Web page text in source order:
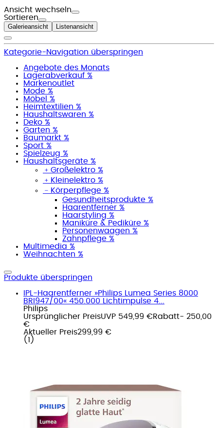
Ansicht wechseln
Sortieren
Galerieansicht Listenansicht
Kategorie-Navigation überspringen
Angebote des Monats
Lagerabverkauf %
Markenoutlet
Mode %
Möbel %
Heimtextilien %
Haushaltswaren %
Deko %
Garten %
Baumarkt %
Sport %
Spielzeug %
Haushaltsgeräte %
﹢ Großelektro %
﹢ Kleinelektro %
﹣ Körperpflege %
Gesundheitsprodukte %
Haarentferner %
Haarstyling %
Maniküre & Pediküre %
Personenwaagen %
Zahnpflege %
Multimedia %
Weihnachten %
Produkte überspringen
IPL-Haarentferner »Philips Lumea Series 8000
BRI947/00« 450.000 Lichtimpulse 4...
Philips
Ursprünglicher PreisUVP 549,99 €Rabatt- 250,00
€
Aktueller Preis299,99 €
( 1 )